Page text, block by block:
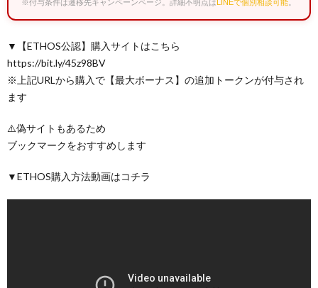
※付与条件は遷移先キャンペーンページ。詳細不明点はLINEで個別相談可能
▼【ETHOS公認】購入サイトはこちら
https://bit.ly/45z98BV
※上記URLから購入で【最大ボーナス】の追加トークンが付与され
ます
⚠️偽サイトもあるため
ブックマークをおすすめします
▼ETHOS購入方法動画はコチラ